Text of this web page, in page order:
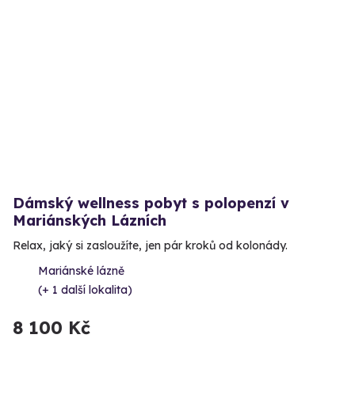
Dámský wellness pobyt s polopenzí v
Mariánských Lázních
Relax, jaký si zasloužíte, jen pár kroků od kolonády.
Mariánské lázně
(+ 1 další lokalita)
8 100 Kč